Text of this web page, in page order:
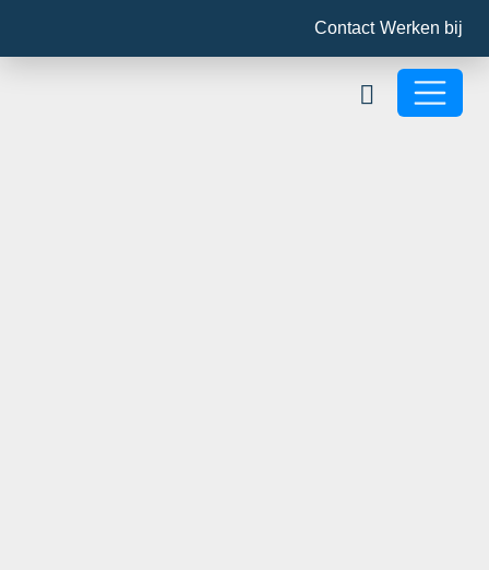
Contact Werken bij
Zoekbalk